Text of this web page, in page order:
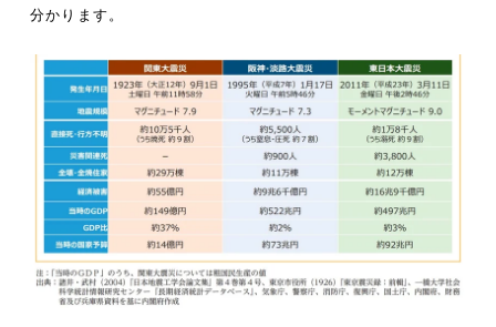
分かります。